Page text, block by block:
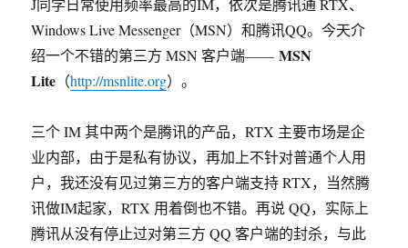
J同学日常使用频率最高的IM，依次是腾讯通 RTX、
Windows Live Messenger（MSN）和腾讯QQ。今天介
绍一个不错的第三方 MSN 客户端——MSN
Lite （http://msnlite.org）。
三个 IM 其中两个是腾讯的产品，RTX 主要市场是企
业内部，由于是私有协议，再加上不针对普通个人用
户，我还没有见过第三方的客户端支持 RTX，当然腾
讯做IM起家，RTX 用着倒也不错。再说 QQ，实际上
腾讯从没有停止过对第三方 QQ 客户端的封杀，与此